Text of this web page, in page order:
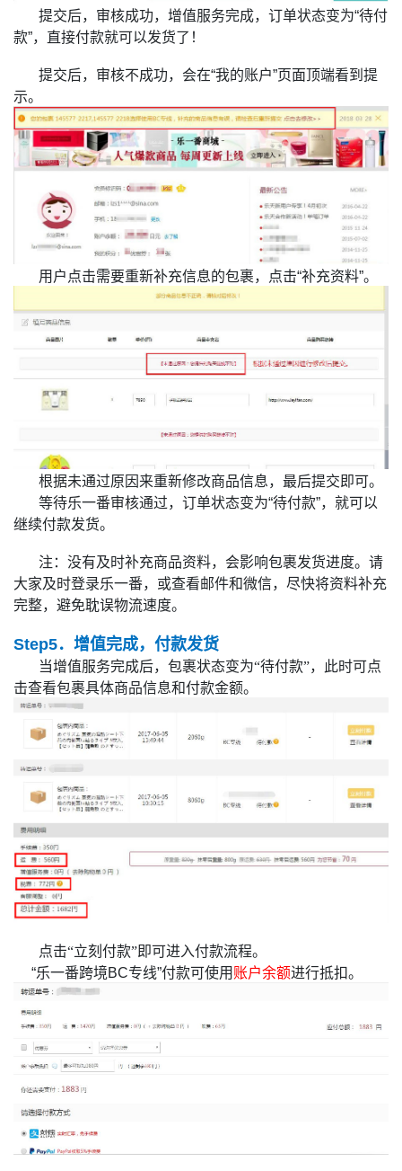
提交后，审核成功，增值服务完成，订单状态变为“待付
款”，直接付款就可以发货了！
提交后，审核不成功，会在“我的账户”页面顶端看到提
示。
用户点击需要重新补充信息的包裹，点击“补充资料”。
根据未通过原因来重新修改商品信息，最后提交即可。
等待乐一番审核通过，订单状态变为“待付款”，就可以
继续付款发货。
注：没有及时补充商品资料，会影响包裹发货进度。请
大家及时登录乐一番，或查看邮件和微信，尽快将资料补充
完整，避免耽误物流速度。
Step5．增值完成，付款发货
当增值服务完成后，包裹状态变为“待付款”，此时可点
击查看包裹具体商品信息和付款金额。
点击“立刻付款”即可进入付款流程。
“乐一番跨境BC专线”付款可使用 账户余额进行抵扣。